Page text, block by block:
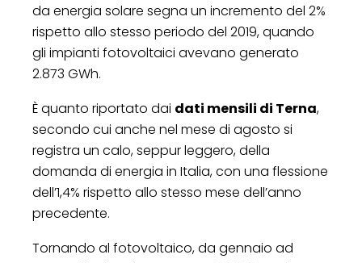
da energia solare segna un incremento del 2%
rispetto allo stesso periodo del 2019, quando
gli impianti fotovoltaici avevano generato
2.873 GWh.
È quanto riportato dai dati mensili di Terna,
secondo cui anche nel mese di agosto si
registra un calo, seppur leggero, della
domanda di energia in Italia, con una flessione
dell’1,4% rispetto allo stesso mese dell’anno
precedente.
Tornando al fotovoltaico, da gennaio ad